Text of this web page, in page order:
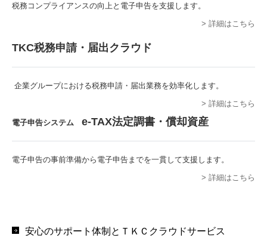
税務コンプライアンスの向上と電子申告を支援します。
> 詳細はこちら
TKC税務申請・届出クラウド
企業グループにおける税務申請・届出業務を効率化します。
> 詳細はこちら
電子申告システム e-TAX法定調書・償却資産
電子申告の事前準備から電子申告までを一貫して支援します。
> 詳細はこちら
安心のサポート体制とＴＫＣクラウドサービス